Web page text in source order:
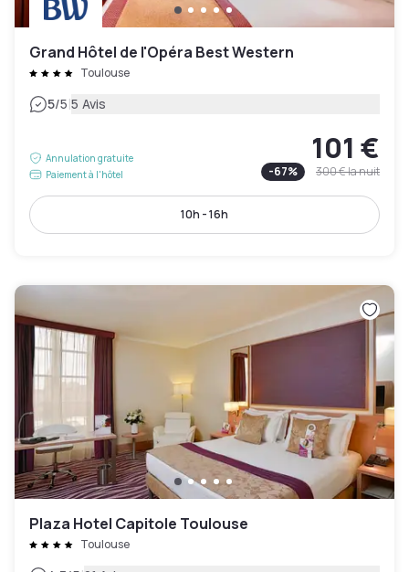
Grand Hôtel de l'Opéra Best Western
Toulouse
5/5|5 Avis
Annulation gratuite
Paiement à l'hôtel
101 €
-67% 300 €la nuit
10h - 16h
Plaza Hotel Capitole Toulouse
Toulouse